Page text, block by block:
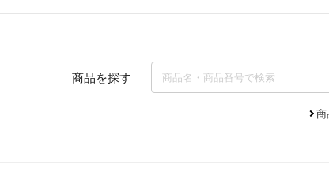
商品を探す
商